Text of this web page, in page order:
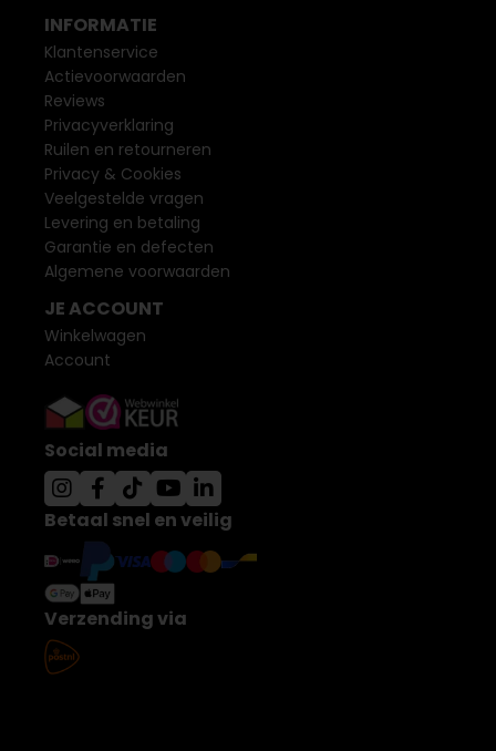
INFORMATIE
Klantenservice
Actievoorwaarden
Reviews
Privacyverklaring
Ruilen en retourneren
Privacy & Cookies
Veelgestelde vragen
Levering en betaling
Garantie en defecten
Algemene voorwaarden
JE ACCOUNT
Winkelwagen
Account
Social media
Betaal snel en veilig
Verzending via